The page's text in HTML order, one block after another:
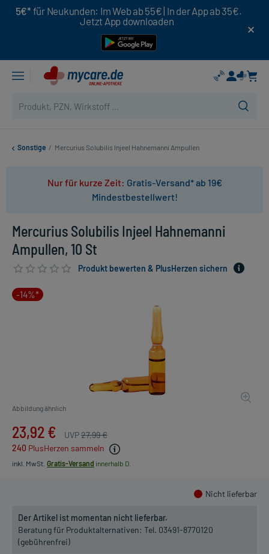
5€* für Neukunden: Im Web ab 55€ | In der App ab 35€.
Jetzt App downloaden
Sonstige / Mercurius Solubilis Injeel Hahnemanni Ampullen
Nur für kurze Zeit: Gratis-Versand* ab 19€
Mindestbestellwert!
Mercurius Solubilis Injeel Hahnemanni
Ampullen, 10 St
Produkt bewerten & PlusHerzen sichern
-14%*
Abbildung ähnlich
23,92 € UVP27,99 €
240 PlusHerzen sammeln
inkl. MwSt. Gratis-Versand innerhalb D.
Nicht lieferbar
Der Artikel ist momentan nicht lieferbar.
Beratung für Produktalternativen: Tel. 03491-8770120
(gebührenfrei)